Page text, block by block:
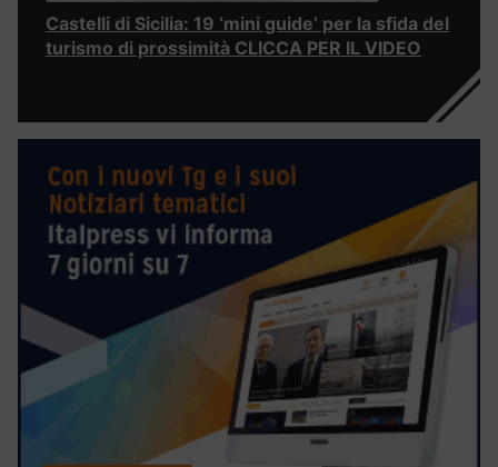
Castelli di Sicilia: 19 ‘mini guide’ per la sfida del
turismo di prossimità CLICCA PER IL VIDEO